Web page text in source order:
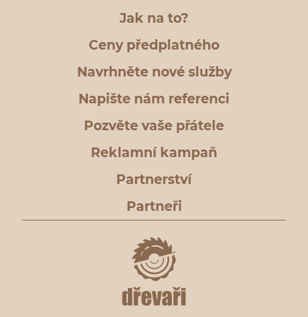
Jak na to?
Ceny předplatného
Navrhněte nové služby
Napište nám referenci
Pozvěte vaše přátele
Reklamní kampaň
Partnerství
Partneři